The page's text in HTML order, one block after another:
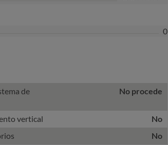
0
de
No procede
vertical
No
No